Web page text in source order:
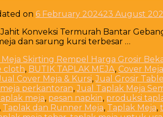
on 6 February 202423 August
Konveksi Termurah Bantar
dan sarung kursi terbesar …
cloth, BUTIK TAPLAK MEJA, Cover Meja
Cover Meja & Kursi,Jual Grosir
perkantoran,Jual Taplak Meja
meja, pesan napkin, produksi
, Taplak dan Runner Meja, Taplak Meja,